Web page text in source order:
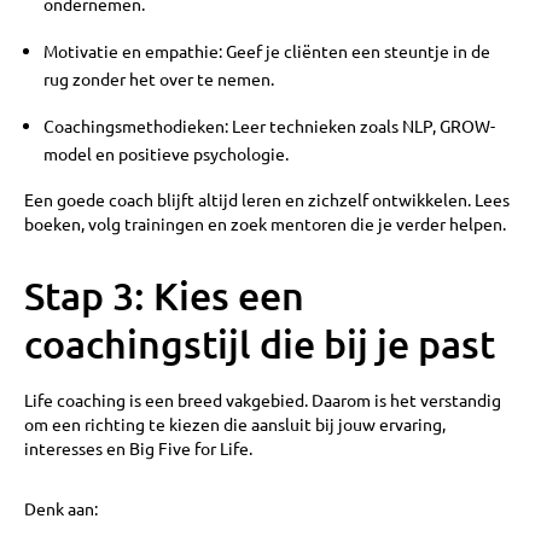
Motivatie en empathie: Geef je cliënten een steuntje in de
rug zonder het over te nemen.
Coachingsmethodieken: Leer technieken zoals NLP, GROW-
model en positieve psychologie.
Een goede coach blijft altijd leren en zichzelf ontwikkelen. Lees
boeken, volg trainingen en zoek mentoren die je verder helpen.
Stap 3: Kies een
coachingstijl die bij je past
Life coaching is een breed vakgebied. Daarom is het verstandig
om een richting te kiezen die aansluit bij jouw ervaring,
interesses en Big Five for Life.
Denk aan: